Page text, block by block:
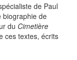
de Paul
biographie de
du Cimetière
ces textes, écrits